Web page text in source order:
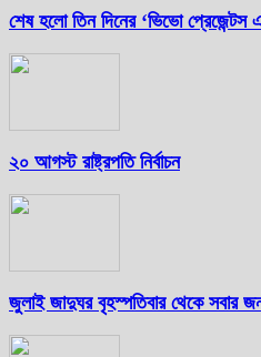
শেষ হলো তিন দিনের ‘ভিভো প্রেজেন্টস
২০ আগস্ট রাষ্ট্রপতি নির্বাচন
জুলাই জাদুঘর বৃহস্পতিবার থেকে সবার